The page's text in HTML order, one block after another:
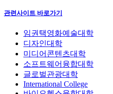
관련사이트 바로가기
임권택영화예술대학
디자인대학
미디어콘텐츠대학
소프트웨어융합대학
글로벌관광대학
International College